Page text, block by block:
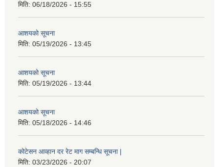
मिति: 06/18/2026 - 15:55
आशयको सूचना
मिति: 05/19/2026 - 13:45
आशयको सूचना
मिति: 05/19/2026 - 13:44
आशयको सूचना
मिति: 05/18/2026 - 14:46
कोटेसन आव्हान दर रेट माग सम्बन्धि सूचना |
मिति: 03/23/2026 - 20:07